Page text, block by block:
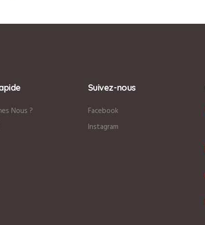
Nous ?
Suivez-nous
Facebook
Instagram